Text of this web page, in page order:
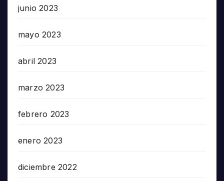
junio 2023
mayo 2023
abril 2023
marzo 2023
febrero 2023
enero 2023
diciembre 2022